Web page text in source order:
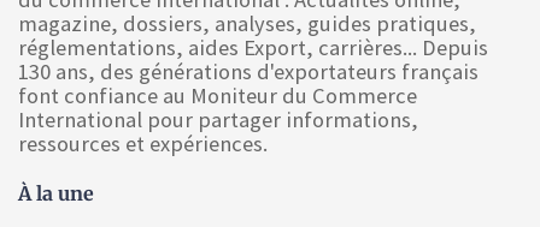
magazine, dossiers, analyses, guides pratiques,
réglementations, aides Export, carrières... Depuis
130 ans, des générations d'exportateurs français
font confiance au Moniteur du Commerce
International pour partager informations,
ressources et expériences.
À la une